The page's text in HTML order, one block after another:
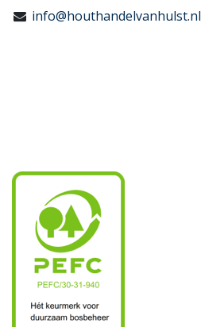
info@houthandelvanhulst.nl